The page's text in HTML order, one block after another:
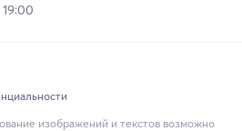
изображений и текстов возможно